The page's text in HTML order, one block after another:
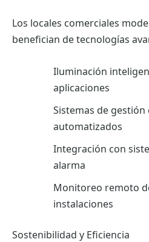
Los locales comerciales
benefician de tecnologías
Iluminación
aplicaciones
Sistemas de gestión
automatizados
Integración con
alarma
Monitoreo remoto
instalaciones
Sostenibilidad y Eficiencia